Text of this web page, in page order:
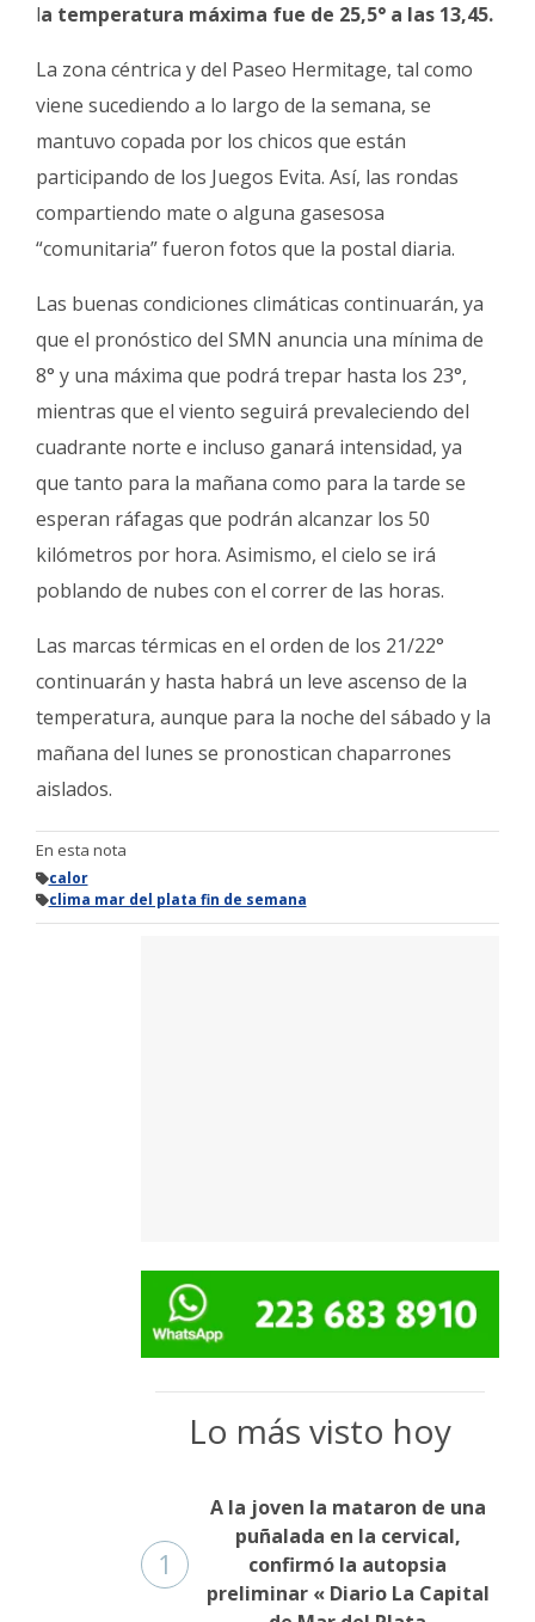
la temperatura máxima fue de 25,5° a las 13,45.
La zona céntrica y del Paseo Hermitage, tal como
viene sucediendo a lo largo de la semana, se
mantuvo copada por los chicos que están
participando de los Juegos Evita. Así, las rondas
compartiendo mate o alguna gasesosa
“comunitaria” fueron fotos que la postal diaria.
Las buenas condiciones climáticas continuarán, ya
que el pronóstico del SMN anuncia una mínima de
8° y una máxima que podrá trepar hasta los 23°,
mientras que el viento seguirá prevaleciendo del
cuadrante norte e incluso ganará intensidad, ya
que tanto para la mañana como para la tarde se
esperan ráfagas que podrán alcanzar los 50
kilómetros por hora. Asimismo, el cielo se irá
poblando de nubes con el correr de las horas.
Las marcas térmicas en el orden de los 21/22°
continuarán y hasta habrá un leve ascenso de la
temperatura, aunque para la noche del sábado y la
mañana del lunes se pronostican chaparrones
aislados.
En esta nota
calor
clima mar del plata fin de semana
Lo más visto hoy
1
A la joven la mataron de una
puñalada en la cervical,
confirmó la autopsia
preliminar « Diario La Capital